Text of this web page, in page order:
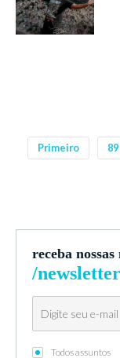
Primeiro 89
receba
/newsletter
Todos assuntos